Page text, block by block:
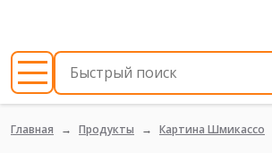
Главная Продукты Картина Шмикассо